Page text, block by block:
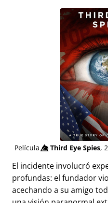
Película👁️⃤Third Eye Spies,
El incidente involucró
profundas: el fundador
acechando a su amigo